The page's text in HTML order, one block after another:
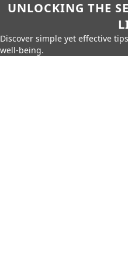
UNLOCKING THE
Discover simple yet effective
well-being.